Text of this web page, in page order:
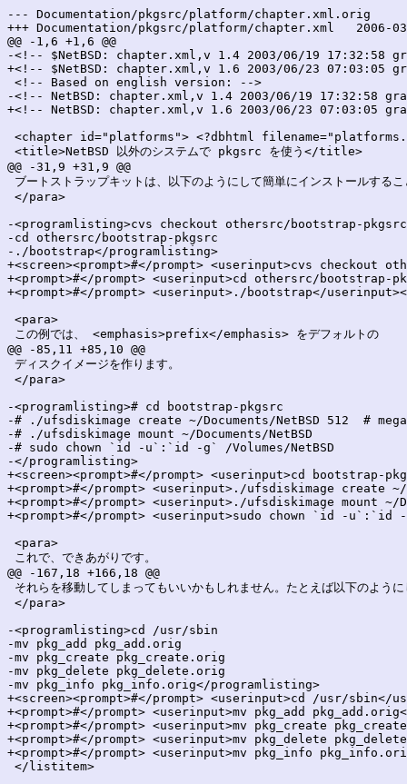
--- Documentation/pkgsrc/platform/chapter.xml.orig	2006-03-31 00:16:32.000000000 +0900
+++ Documentation/pkgsrc/platform/chapter.xml	2006-03-31 00:16:32.000000000 +0900
@@ -1,6 +1,6 @@
-<!-- $NetBSD: chapter.xml,v 1.4 2003/06/19 17:32:58
+<!-- $NetBSD: chapter.xml,v 1.6 2003/06/23 07:03:05
<!-- Based on english version: -->
-<!-- NetBSD: chapter.xml,v 1.4 2003/06/19 17:32:58
+<!-- NetBSD: chapter.xml,v 1.6 2003/06/23 07:03:05
<chapter id="platforms"> <?dbhtml
<title>NetBSD 以外のシステムで pkgsrc を使う</title>
@@ -31,9 +31,9 @@
ブートストラップキットは、以下のようにして簡単にインストールする
</para>
-<programlisting>cvs checkout othersrc/bootstrap-pkgsrc
-cd othersrc/bootstrap-pkgsrc
-./bootstrap</programlisting>
+<screen><prompt>#</prompt> <userinput>cvs checkout
+<prompt>#</prompt> <userinput>cd othersrc/bootstrap-
+<prompt>#</prompt> <userinput>./bootstrap</
<para>
この例では、 <emphasis>prefix</emphasis> をデフォルトの
@@ -85,11 +85,10 @@
ディスクイメージを作ります。
</para>
-<programlisting># cd bootstrap-pkgsrc
-# ./ufsdiskimage create ~/Documents/NetBSD 512  #
-# ./ufsdiskimage mount ~/Documents/NetBSD
-# sudo chown `id -u`:`id -g` /Volumes/NetBSD
-</programlisting>
+<screen><prompt>#</prompt> <userinput>cd bootstrap-
+<prompt>#</prompt> <userinput>./ufsdiskimage create
+<prompt>#</prompt> <userinput>./ufsdiskimage mount ~/
+<prompt>#</prompt> <userinput>sudo chown `id -u`:`id
<para>
これで、できあがりです。
@@ -167,18 +166,18 @@
それらを移動してしまってもいいかもしれません。たとえば以下のよう
</para>
-<programlisting>cd /usr/sbin
-mv pkg_add pkg_add.orig
-mv pkg_create pkg_create.orig
-mv pkg_delete pkg_delete.orig
-mv pkg_info pkg_info.orig</programlisting>
+<screen><prompt>#</prompt> <userinput>cd /usr/sbin</
+<prompt>#</prompt> <userinput>mv pkg_add
+<prompt>#</prompt> <userinput>mv pkg_create
+<prompt>#</prompt> <userinput>mv pkg_delete
+<prompt>#</prompt> <userinput>mv pkg_info
</listitem>